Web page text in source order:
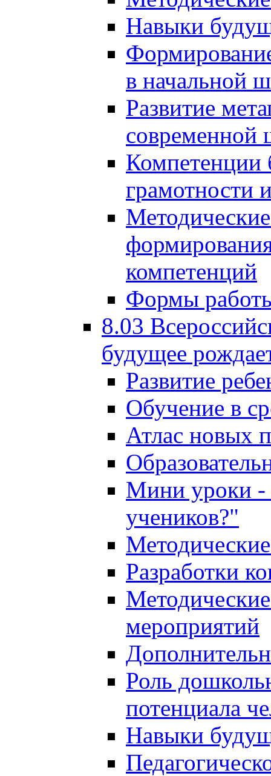
Навыки
в начальной
Развитие
современной
Компетенции
грамотности
компетенций
Формы
8.03
будущее
Развитие
Обучение в
Атлас новых
Мини уроки -
учеников?"
Разработки
мероприятий
Роль
потенциала
Навыки